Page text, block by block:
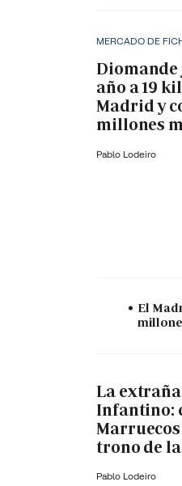
MERCADO DE
Diomande
año a 19
Madrid y
millones
Pablo Lodeiro
El
La
Infantino:
trono de la
Pablo Lodeiro